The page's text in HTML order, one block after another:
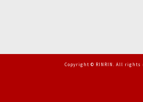
Copyright © RINRIN. All rights